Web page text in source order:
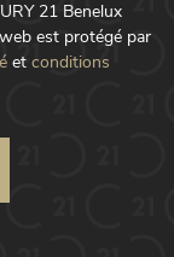
21 Benelux
est protégé par
et conditions